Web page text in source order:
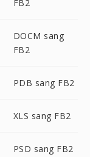
FB2
DOCM sang
FB2
PDB sang FB2
XLS sang FB2
PSD sang FB2